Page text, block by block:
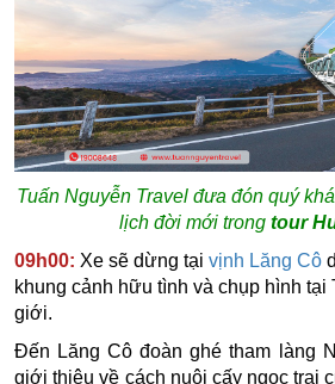
Tuấn Nguyễn Travel đưa đón quý
lịch đời mới trong tour
09h00: Xe sẽ dừng tại vịnh Lăng Cô
khung cảnh hữu tình và chụp hình tại
giới.
Đến Lăng Cô đoàn ghé tham làng
giới thiệu về cách nuôi cấy ngọc trai